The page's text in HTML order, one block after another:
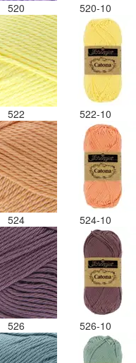
520 520-10
522 522-10
524 524-10
526 526-10